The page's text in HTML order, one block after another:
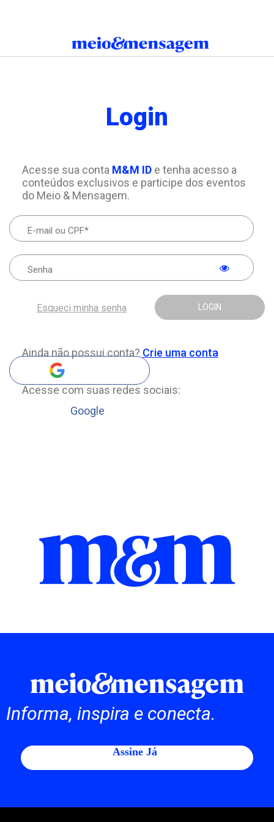
Login
Acesse sua conta M&M IDe tenha acesso a
conteúdos exclusivos e participe dos eventos
do Meio & Mensagem.
LOGIN
Esqueci minha senha
Ainda não possui conta? Crie uma conta
Acesse com suas redes sociais:
Google
Informa, inspira e conecta.
Assine Já